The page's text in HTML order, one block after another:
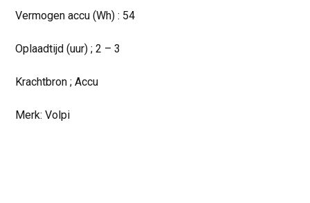
Vermogen accu (Wh) : 54
Oplaadtijd (uur) ; 2 – 3
Krachtbron ; Accu
Merk: Volpi